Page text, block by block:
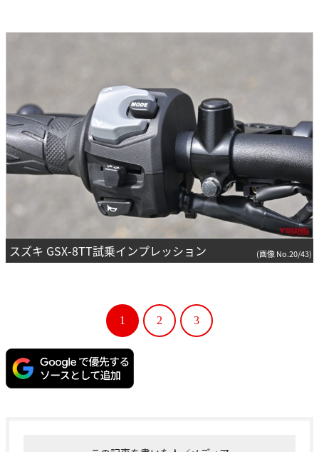
スズキ GSX-8TT試乗インプレッション (画像 No.20/43)
1 2 3